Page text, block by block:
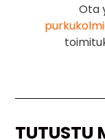
Ota
TUTUSTU